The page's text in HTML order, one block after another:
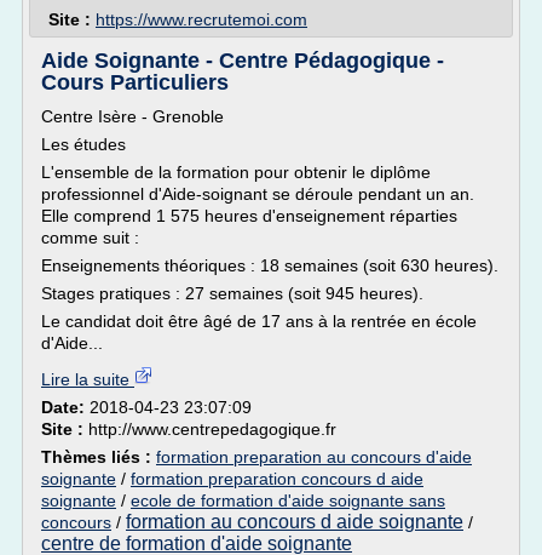
Site : https://www.recrutemoi.com
Aide Soignante - Centre Pédagogique -
Cours Particuliers
Centre Isère - Grenoble
Les études
L'ensemble de la formation pour obtenir le diplôme
professionnel d'Aide-soignant se déroule pendant un an.
Elle comprend 1 575 heures d'enseignement réparties
comme suit :
Enseignements théoriques : 18 semaines (soit 630 heures).
Stages pratiques : 27 semaines (soit 945 heures).
Le candidat doit être âgé de 17 ans à la rentrée en école
d'Aide...
Lire la suite
Date: 2018-04-23 23:07:09
Site : http://www.centrepedagogique.fr
Thèmes liés : formation preparation au concours d'aide
soignante / formation preparation concours d aide
soignante / ecole de formation d'aide soignante sans
concours / formation au concours d aide soignante /
centre de formation d'aide soignante